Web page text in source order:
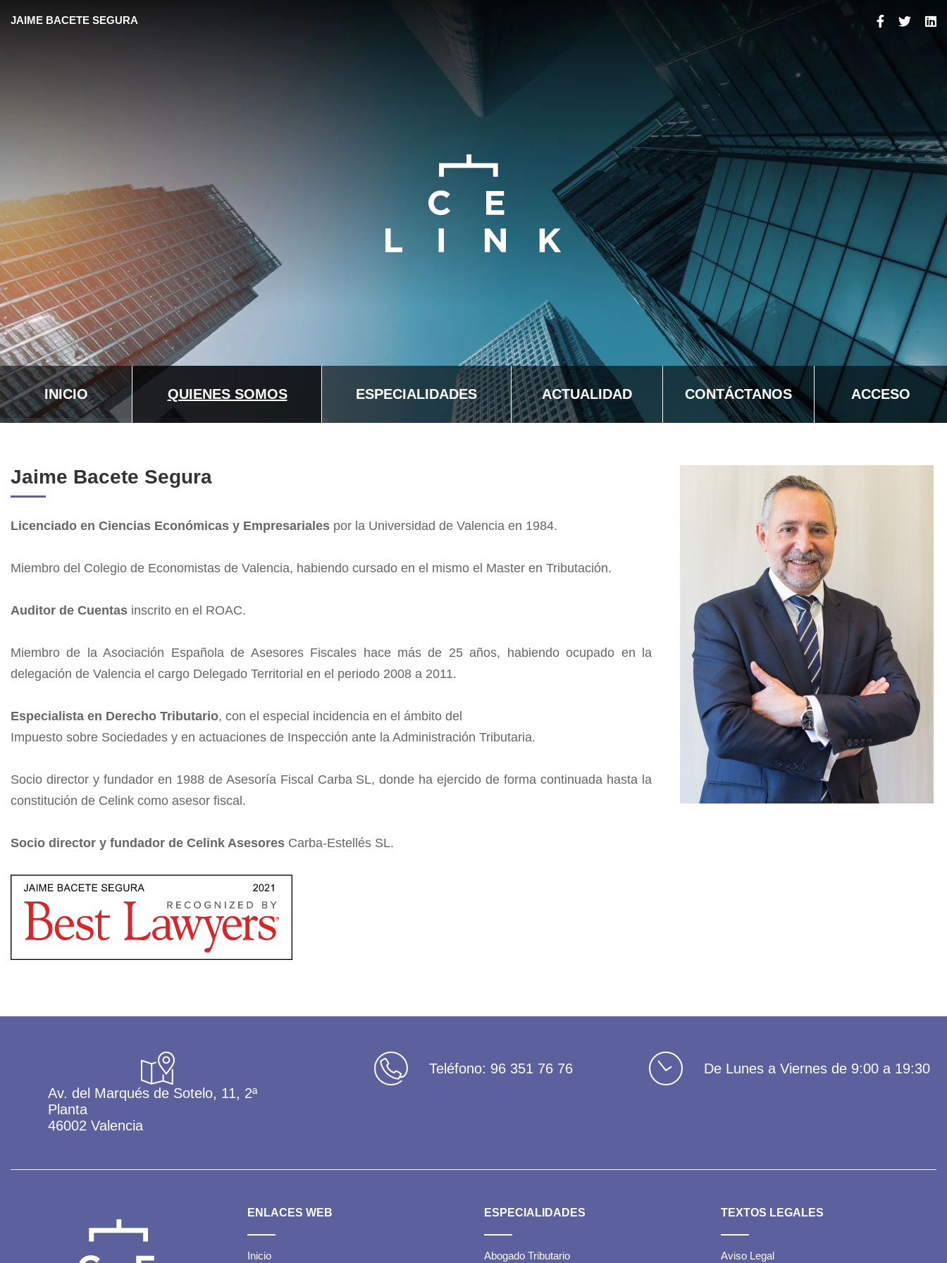
JAIME BACETE SEGURA
INICIO QUIENES SOMOS ESPECIALIDADES ACTUALIDAD CONTÁCTANOS ACCESO
Jaime Bacete Segura
Licenciado en Ciencias Económicas y Empresariales por la Universidad de Valencia en 1984.
Miembro del Colegio de Economistas de Valencia, habiendo cursado en el mismo el Master en Tributación.
Auditor de Cuentas inscrito en el ROAC.
Miembro de la Asociación Española de Asesores Fiscales hace más de 25 años, habiendo ocupado en la
delegación de Valencia el cargo Delegado Territorial en el periodo 2008 a 2011.
Especialista en Derecho Tributario, con el especial incidencia en el ámbito del
Impuesto sobre Sociedades y en actuaciones de Inspección ante la Administración Tributaria.
Socio director y fundador en 1988 de Asesoría Fiscal Carba SL, donde ha ejercido de forma continuada hasta la
constitución de Celink como asesor fiscal.
Socio director y fundador de Celink Asesores Carba-Estellés SL.
Av. del Marqués de Sotelo, 11, 2ª
Planta
46002 Valencia
Teléfono: 96 351 76 76 De Lunes a Viernes de 9:00 a 19:30
ENLACES WEB
Inicio
ESPECIALIDADES
Abogado Tributario
TEXTOS LEGALES
Aviso Legal